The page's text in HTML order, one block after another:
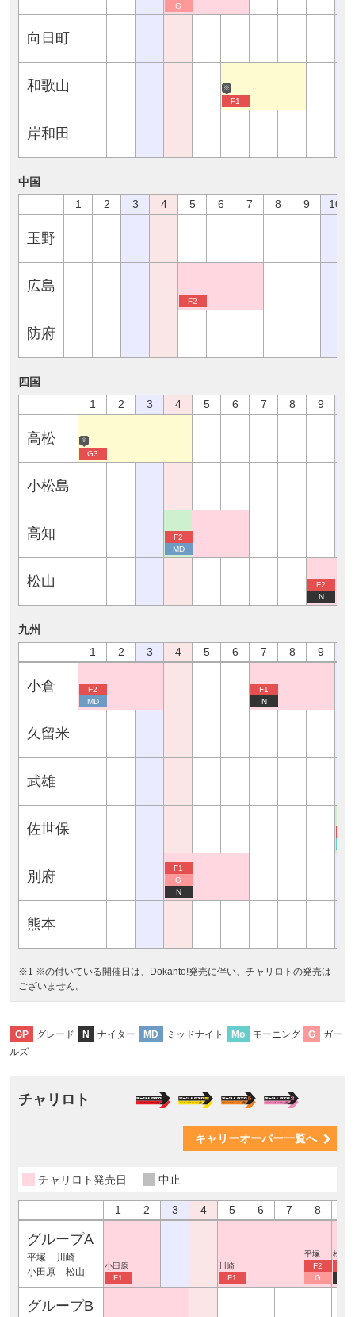
G
向日町
和歌山 ※
F1
岸和田
中国
1
2 3 4 5 6 7 8 9 10
玉野
広島
F2
防府
四国
1
2 3 4 5 6 7 8 9
高松 ※
G3
小松島
高知
F2
MD
松山
F2
N
九州
1
2 3 4 5 6 7 8 9
小倉
F2
MD
F1
N
久留米
武雄
佐世保
別府
F1
G
N
熊本
※1 ※の付いている開催日は、Dokanto!発売に伴い、チャリロトの発売は
ございません。
GP グレード N ナイター MD ミッドナイト Mo モーニング G
ガー
ルズ
チャリロト
キャリーオーバー一覧へ
チャリロト発売日 中止
1 2 3 4 5 6 7 8
グループA
平塚
川崎
小田原
松山
小田原
F1
川崎
F1
平塚
F2
G
松山
グループB